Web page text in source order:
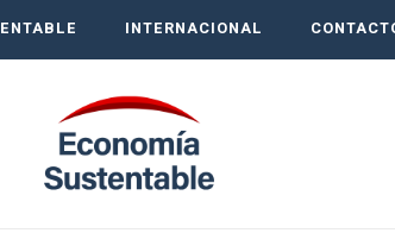
INTERNACIONAL